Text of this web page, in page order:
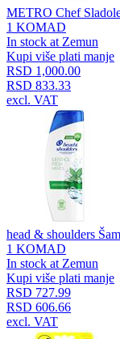
METRO Chef
1 KOMAD
In stock at Zemun
Kupi više plati manje
RSD 1,000.00
RSD 833.33
excl. VAT
head & shoulders
1 KOMAD
In stock at Zemun
Kupi više plati manje
RSD 727.99
RSD 606.66
excl. VAT